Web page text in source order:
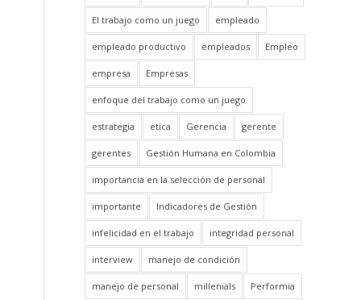
El trabajo como un juego empleado
empleado productivo empleados Empleo
empresa Empresas
enfoque del trabajo como un juego
estrategia etica Gerencia gerente
gerentes Gestión Humana en Colombia
importancia en la selección de personal
importante Indicadores de Gestión
infelicidad en el trabajo integridad personal
interview manejo de condición
manejo de personal millenials Performia